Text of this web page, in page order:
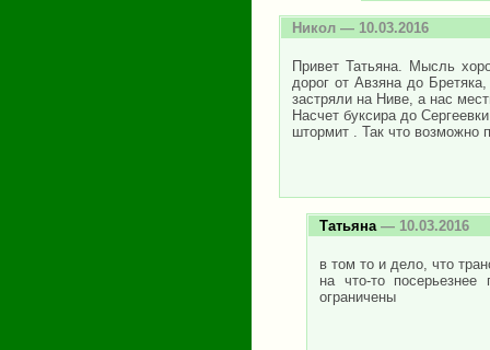
Никол — 10.03.2016
Привет Татьяна. Мысль
дорог от Авзяна до
застряли на Ниве, а нас
Насчет буксира до
штормит . Так что возможно
Татьяна — 10.03.2016
в том то и дело, что
на что-то
ограничены